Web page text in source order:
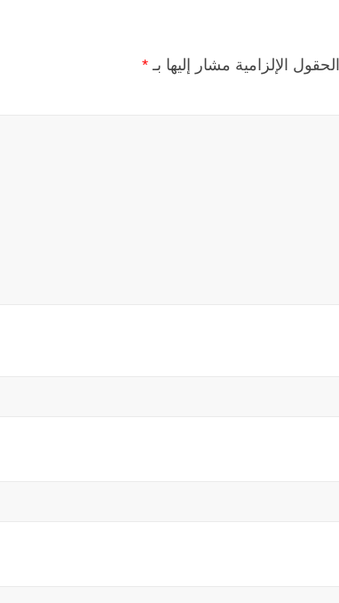
الحقول الإلزامية مشار إليها بـ *